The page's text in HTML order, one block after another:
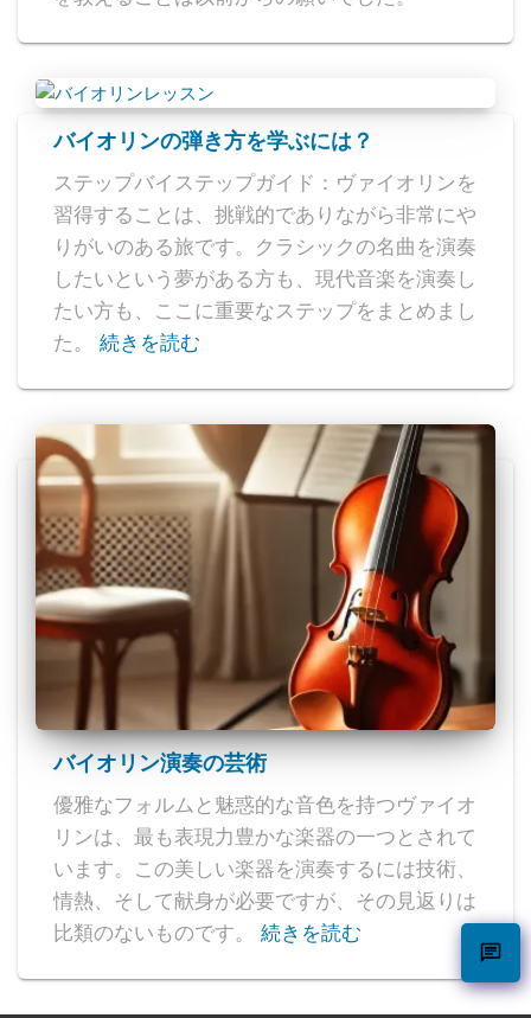
バイオリンの弾き方を学ぶには？
ステップバイステップガイド：ヴァイオリンを
習得することは、挑戦的でありながら非常にや
りがいのある旅です。クラシックの名曲を演奏
したいという夢がある方も、現代音楽を演奏し
たい方も、ここに重要なステップをまとめまし
た。
続きを読む
バイオリン演奏の芸術
優雅なフォルムと魅惑的な音色を持つヴァイオ
リンは、最も表現力豊かな楽器の一つとされて
います。この美しい楽器を演奏するには技術、
情熱、そして献身が必要ですが、その見返りは
比類のないものです。
続きを読む